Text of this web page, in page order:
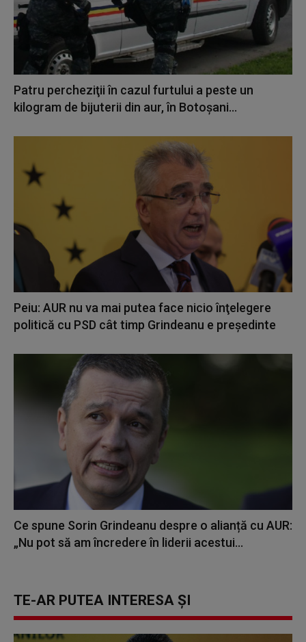
Patru percheziţii în cazul furtului a peste un
kilogram de bijuterii din aur, în Botoșani...
Peiu: AUR nu va mai putea face nicio înţelegere
politică cu PSD cât timp Grindeanu e preşedinte
Ce spune Sorin Grindeanu despre o alianță cu AUR:
„Nu pot să am încredere în liderii acestui...
TE-AR PUTEA INTERESA ȘI